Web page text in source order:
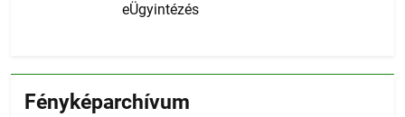
eÜgyintézés
Fényképarchívum